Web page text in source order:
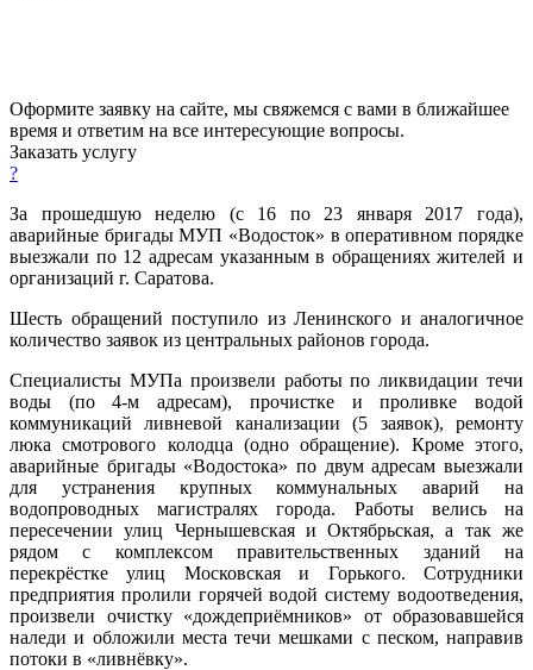
Оформите заявку на сайте, мы свяжемся с вами в ближайшее
время и ответим на все интересующие вопросы.
Заказать услугу
?
За прошедшую неделю (с 16 по 23 января 2017 года),
аварийные бригады МУП «Водосток» в оперативном порядке
выезжали по 12 адресам указанным в обращениях жителей и
организаций г. Саратова.
Шесть обращений поступило из Ленинского и аналогичное
количество заявок из центральных районов города.
Специалисты МУПа произвели работы по ликвидации течи
воды (по 4-м адресам), прочистке и проливке водой
коммуникаций ливневой канализации (5 заявок), ремонту
люка смотрового колодца (одно обращение). Кроме этого,
аварийные бригады «Водостока» по двум адресам выезжали
для устранения крупных коммунальных аварий на
водопроводных магистралях города. Работы велись на
пересечении улиц Чернышевская и Октябрьская, а так же
рядом с комплексом правительственных зданий на
перекрёстке улиц Московская и Горького. Сотрудники
предприятия пролили горячей водой систему водоотведения,
произвели очистку «дождеприёмников» от образовавшейся
наледи и обложили места течи мешками с песком, направив
потоки в «ливнёвку».